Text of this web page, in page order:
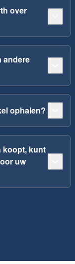
over
andere
ophalen?
koopt, kunt
uw